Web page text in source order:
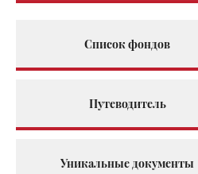
Список фондов
Путеводитель
Уникальные документы